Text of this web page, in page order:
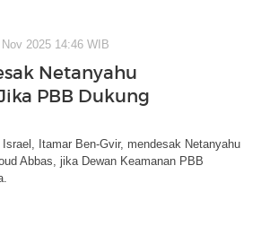
2025 14:46 WIB
Netanyahu
PBB Dukung
Itamar Ben-Gvir, mendesak Netanyahu
Abbas, jika Dewan Keamanan PBB